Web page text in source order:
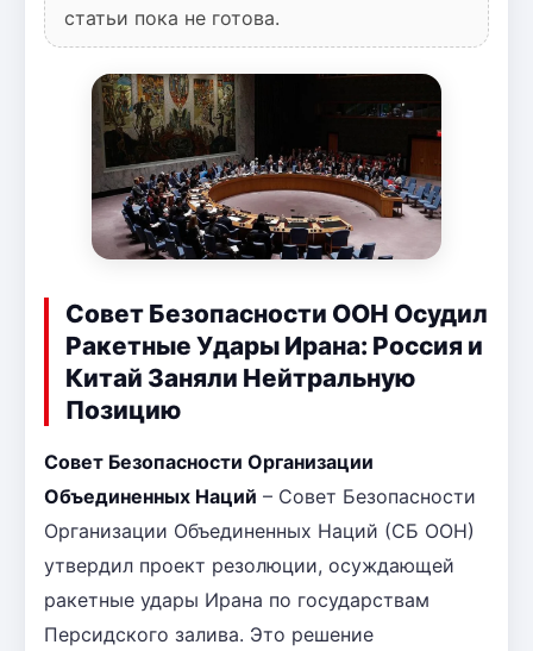
статьи пока не готова.
Совет Безопасности ООН Осудил
Ракетные Удары Ирана: Россия и
Китай Заняли Нейтральную
Позицию
Совет Безопасности Организации
Объединенных Наций – Совет Безопасности
Организации Объединенных Наций (СБ ООН)
утвердил проект резолюции, осуждающей
ракетные удары Ирана по государствам
Персидского залива. Это решение